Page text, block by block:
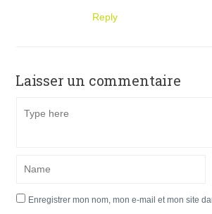
Reply
Laisser un commentaire
Enregistrer mon nom, mon e-mail et mon site